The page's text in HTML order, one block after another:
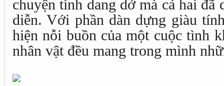
chuyện tình dang dở mà cả hai đã
diễn. Với phần dàn dựng giàu
hiện nỗi buồn của một cuộc tình
nhân vật đều mang trong mình